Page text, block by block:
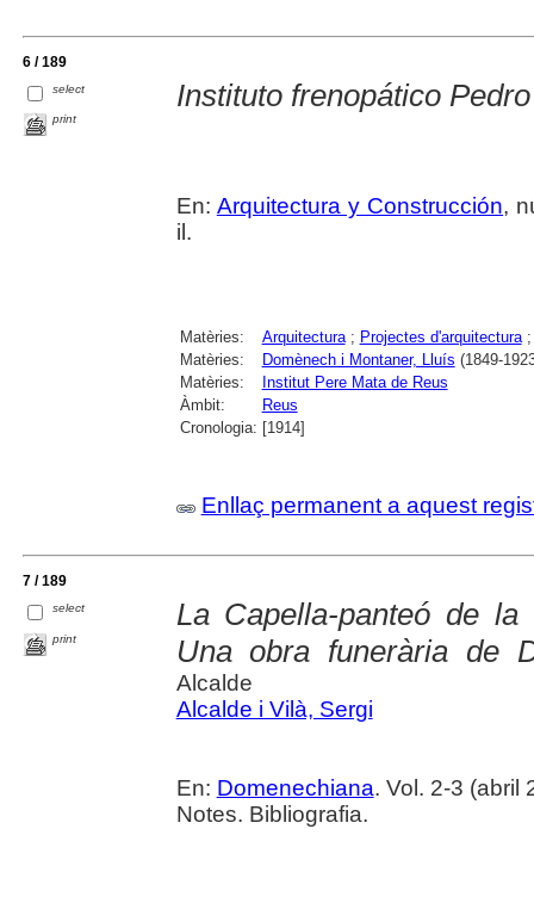
6 / 189
select
print
Instituto frenopático
En: Arquitectura y Construcción,
il.
Matèries: Arquitectura; Projectes d'arquitectura
Matèries:
Domènech i Montaner, Lluís (1849-
Matèries:
Institut Pere Mata de Reus
Àmbit:
Reus
Cronologia: [1914]
Enllaç permanent a aquest
7 / 189
select
print
La Capella-panteó de
Una obra funerària de
Alcalde
Alcalde i Vilà, Sergi
En: Domenechiana. Vol. 2-3 (abril
Notes. Bibliografia.